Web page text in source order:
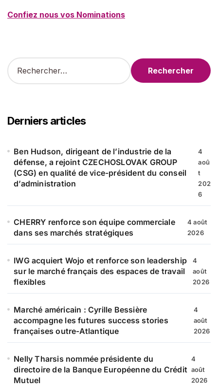
Confiez nous vos Nominations
R
e
r
c
e
Derniers articles
Ben Hudson, dirigeant de l’industrie de la
défense, a rejoint CZECHOSLOVAK GROUP
(CSG) en qualité de vice-président du conseil
d’administration
4
aoû
t
202
6
CHERRY renforce son équipe commerciale
dans ses marchés stratégiques
4 août
2026
IWG acquiert Wojo et renforce son leadership
sur le marché français des espaces de travail
flexibles
4
août
2026
Marché américain : Cyrille Bessière
accompagne les futures success stories
françaises outre-Atlantique
4
août
2026
Nelly Tharsis nommée présidente du
directoire de la Banque Européenne du Crédit
Mutuel
4
août
2026